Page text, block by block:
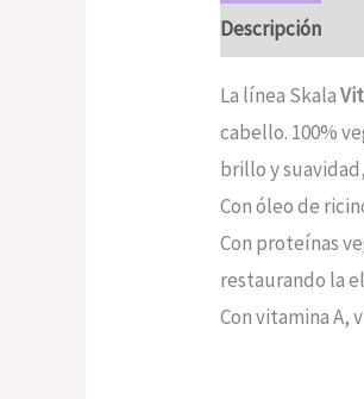
Descripción
La línea Skala
cabello. 100%
brillo y
Con óleo de
Con proteínas
restaurando la
Con vitamina A,